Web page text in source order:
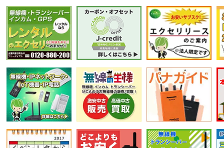
選択条件をリセット